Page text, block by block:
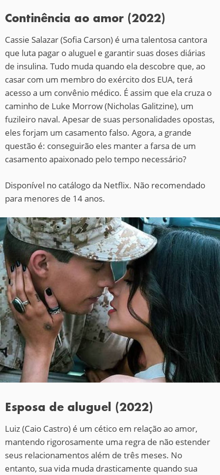
Continência ao amor (2022)
Cassie Salazar (Sofia Carson) é uma talentosa cantora
que luta pagar o aluguel e garantir suas doses diárias
de insulina. Tudo muda quando ela descobre que, ao
casar com um membro do exército dos EUA, terá
acesso a um convênio médico. É assim que ela cruza o
caminho de Luke Morrow (Nicholas Galitzine), um
fuzileiro naval. Apesar de suas personalidades opostas,
eles forjam um casamento falso. Agora, a grande
questão é: conseguirão eles manter a farsa de um
casamento apaixonado pelo tempo necessário?
Disponível no catálogo da Netflix. Não recomendado
para menores de 14 anos.
Esposa de aluguel (2022)
Luiz (Caio Castro) é um cético em relação ao amor,
mantendo rigorosamente uma regra de não estender
seus relacionamentos além de três meses. No
entanto, sua vida muda drasticamente quando sua